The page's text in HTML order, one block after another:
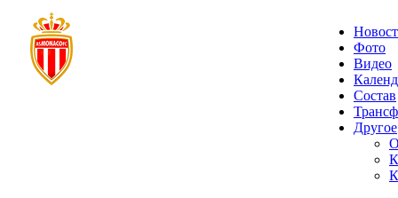
Фото
Видео
Состав
Другое